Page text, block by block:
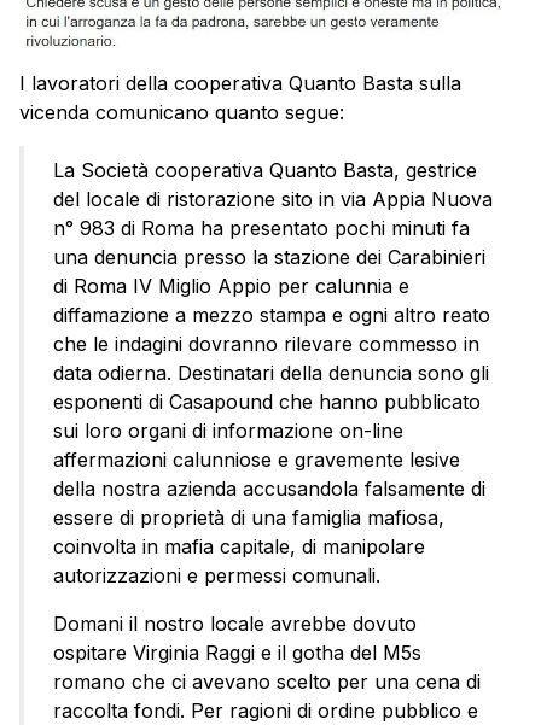
I lavoratori della cooperativa Quanto Basta sulla
vicenda comunicano quanto segue:
La Società cooperativa Quanto Basta, gestrice
del locale di ristorazione sito in via Appia Nuova
n° 983 di Roma ha presentato pochi minuti fa
una denuncia presso la stazione dei Carabinieri
di Roma IV Miglio Appio per calunnia e
diffamazione a mezzo stampa e ogni altro reato
che le indagini dovranno rilevare commesso in
data odierna. Destinatari della denuncia sono gli
esponenti di Casapound che hanno pubblicato
sui loro organi di informazione on-line
affermazioni calunniose e gravemente lesive
della nostra azienda accusandola falsamente di
essere di proprietà di una famiglia mafiosa,
coinvolta in mafia capitale, di manipolare
autorizzazioni e permessi comunali.
Domani il nostro locale avrebbe dovuto
ospitare Virginia Raggi e il gotha del M5s
romano che ci avevano scelto per una cena di
raccolta fondi. Per ragioni di ordine pubblico e